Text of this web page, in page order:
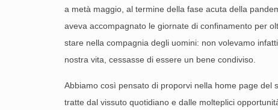
a metà maggio, al termine della fase acuta della
aveva accompagnato le giornate di confinamento per
stare nella compagnia degli uomini: non volevamo
nostra vita, cessasse di essere un bene condiviso.
Abbiamo così pensato di proporvi nella home page del
tratte dal vissuto quotidiano e dalle molteplici